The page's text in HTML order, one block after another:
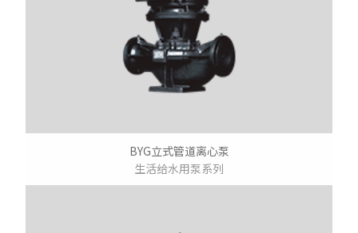
BYG立式管道离心泵
生活给水用泵系列